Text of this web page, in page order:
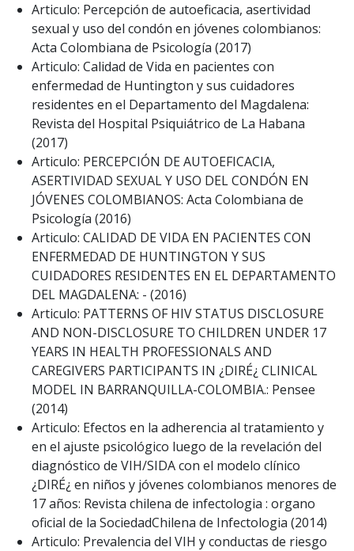
Articulo: Percepción de autoeficacia, asertividad
sexual y uso del condón en jóvenes colombianos:
Acta Colombiana de Psicología (2017)
Articulo: Calidad de Vida en pacientes con
enfermedad de Huntington y sus cuidadores
residentes en el Departamento del Magdalena:
Revista del Hospital Psiquiátrico de La Habana
(2017)
Articulo: PERCEPCIÓN DE AUTOEFICACIA,
ASERTIVIDAD SEXUAL Y USO DEL CONDÓN EN
JÓVENES COLOMBIANOS: Acta Colombiana de
Psicología (2016)
Articulo: CALIDAD DE VIDA EN PACIENTES CON
ENFERMEDAD DE HUNTINGTON Y SUS
CUIDADORES RESIDENTES EN EL DEPARTAMENTO
DEL MAGDALENA: - (2016)
Articulo: PATTERNS OF HIV STATUS DISCLOSURE
AND NON-DISCLOSURE TO CHILDREN UNDER 17
YEARS IN HEALTH PROFESSIONALS AND
CAREGIVERS PARTICIPANTS IN ¿DIRÉ¿ CLINICAL
MODEL IN BARRANQUILLA-COLOMBIA.: Pensee
(2014)
Articulo: Efectos en la adherencia al tratamiento y
en el ajuste psicológico luego de la revelación del
diagnóstico de VIH/SIDA con el modelo clínico
¿DIRÉ¿ en niños y jóvenes colombianos menores de
17 años: Revista chilena de infectologia : organo
oficial de la SociedadChilena de Infectologia (2014)
Articulo: Prevalencia del VIH y conductas de riesgo